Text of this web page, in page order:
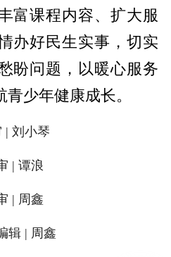
富课程内容、扩大服
办好民生实事，切实
盼问题，以暖心服务
少年健康成长。
| 刘小琴
| 谭浪
| 周鑫
辑 | 周鑫